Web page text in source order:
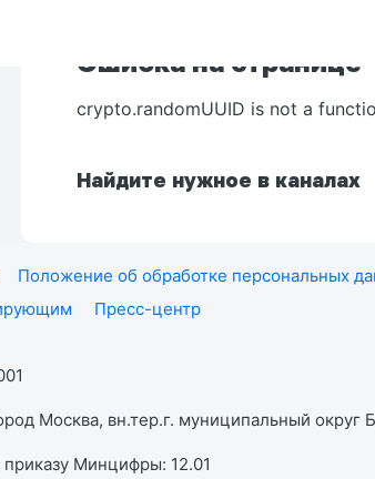
Ошибка на странице
crypto.randomUUID is not a
Найдите нужное в каналах
Положение об обработке персональных
Пресс-центр
Москва, вн.тер.г. муниципальный
Минцифры: 12.01